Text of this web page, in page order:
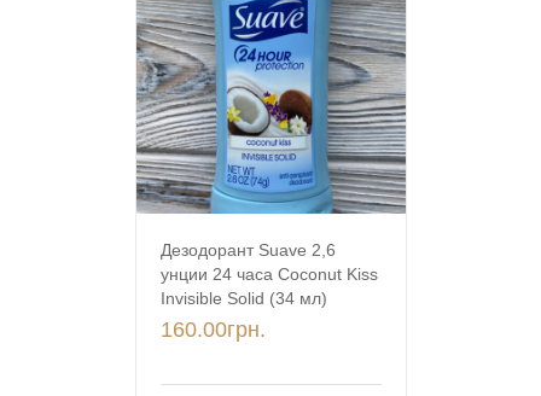
Дезодорант Suave 2,6
унции 24 часа Coconut Kiss
Invisible Solid (34 мл)
160.00грн.